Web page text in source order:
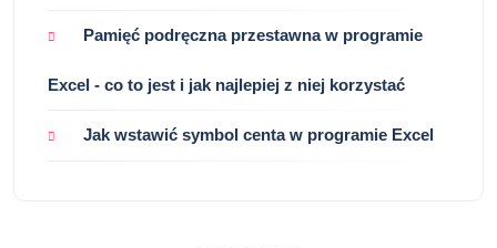
Pamięć podręczna przestawna w programie
Excel - co to jest i jak najlepiej z niej korzystać
Jak wstawić symbol centa w programie Excel